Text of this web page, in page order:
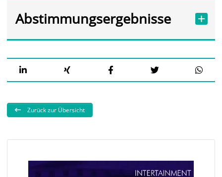
Abstimmungsergebnisse
Zurück zur Übersicht